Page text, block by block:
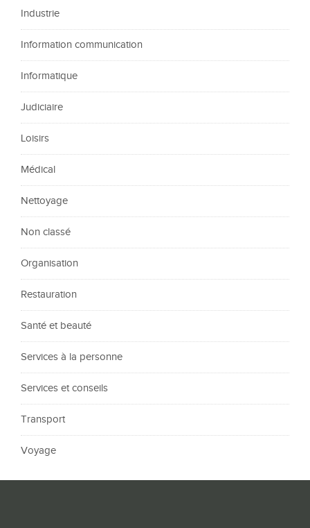
Industrie
Information communication
Informatique
Judiciaire
Loisirs
Médical
Nettoyage
Non classé
Organisation
Restauration
Santé et beauté
Services à la personne
Services et conseils
Transport
Voyage